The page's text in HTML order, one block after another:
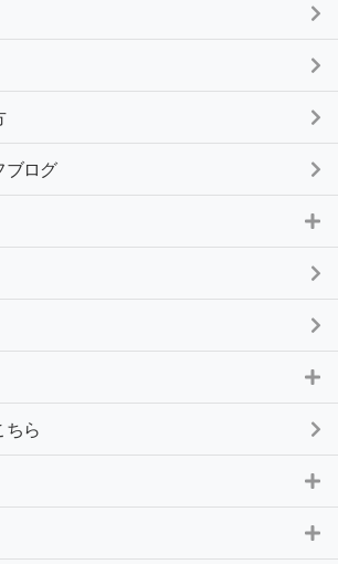
ブログ
ちら